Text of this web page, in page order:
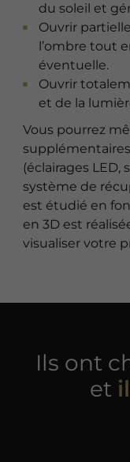
du soleil et
Ouvrir
l’ombre tout
éventuelle.
Ouvrir
et de la
Vous pourrez
(éclairages LED,
système de
est étudié en
en 3D est
visualiser votre
Ils ont
et